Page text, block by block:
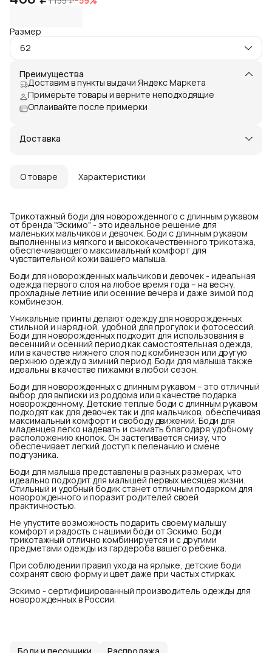
Размер
62
Преимущества
Доставим в пункты выдачи Яндекс Маркета
Примерьте товары и верните неподходящие
Оплаивайте после примерки
Доставка
О товаре Характеристики
Трикотажный боди для новорожденного с длинным рукавом
от бренда "Эскимо" - это идеальное решение для
маленьких мальчиков и девочек. Боди с длинным рукавом
выполненны из мягкого и высококачественного трикотажа,
обеспечивающего максимальный комфорт для
чувствительной кожи вашего малыша.
Боди для новорожденных мальчиков и девочек - идеальная
одежда первого слоя на любое время года – на весну,
прохладные летние или осенние вечера и даже зимой под
комбинезон.
Уникальные принты делают одежду для новорожденных
стильной и нарядной, удобной для прогулок и фотосессий.
Боди для новорожденных подходит для использования в
весенний и осенний период как самостоятельная одежда,
или в качестве нижнего слоя под комбинезон или другую
верхнюю одежду в зимний период. Боди для малыша также
идеальны в качестве пижамки в любой сезон.
Боди для новорожденных с длинным рукавом – это отличный
выбор для выписки из роддома или в качестве подарка
новорожденному. Детские теплые боди с длинным рукавом
подходят как для девочек так и для мальчиков, обеспечивая
максимальный комфорт и свободу движений. Боди для
младенцев легко надевать и снимать благодаря удобному
расположению кнопок. Он застегивается снизу, что
обеспечивает легкий доступ к пеленанию и смене
подгузника.
Боди для малыша представлены в разных размерах, что
идеально подходит для малышей первых месяцев жизни.
Стильный и удобный бодик станет отличным подарком для
новорожденного и поразит родителей своей
практичностью.
Не упустите возможность подарить своему малышу
комфорт и радость с нашими боди от Эскимо. Боди
трикотажный отлично комбинируется и с другими
предметами одежды из гардероба вашего ребенка.
При соблюдении правил ухода на ярлыке, детские боди
сохранят свою форму и цвет даже при частых стирках.
Эскимо - сертифицированный производитель одежды для
новорожденных в России.